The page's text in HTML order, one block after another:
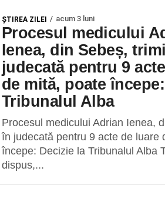
ŞTIREA ZILEI acum 3 luni
Procesul medicului
Ienea, din Sebeș,
judecată pentru 9
de mită, poate
Tribunalul Alba
Procesul medicului Adrian Ienea,
în judecată pentru 9 acte de luare
începe: Decizie la Tribunalul Alba
dispus,...